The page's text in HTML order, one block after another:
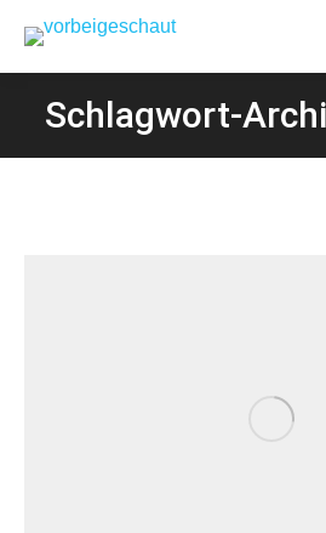
Schlagwort-